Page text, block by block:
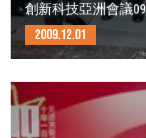
創新科技亞洲會議09
2009.12.01